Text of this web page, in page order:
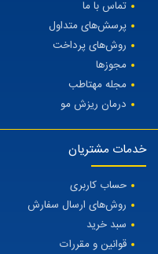
تماس با ما
پرسش‌های متداول
روش‌های پرداخت
مجوزها
مجله مهتاطب
درمان ریزش مو
خدمات مشتریان
حساب کاربری
روش‌های ارسال سفارش
سبد خرید
قوانین و مقررات